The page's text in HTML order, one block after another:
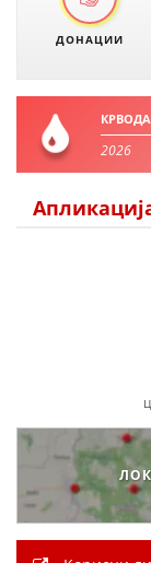
ДОНАЦИИ
2026